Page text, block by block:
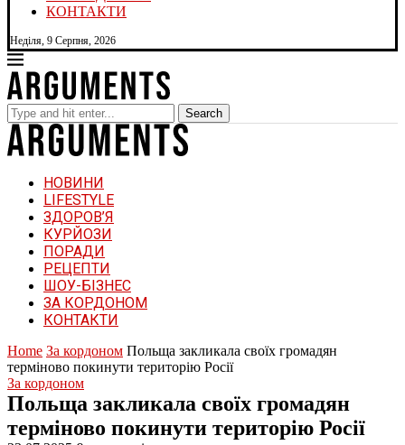
КОНТАКТИ
Неділя, 9 Серпня, 2026
Search
НОВИНИ
LIFESTYLE
ЗДОРОВ’Я
КУРЙОЗИ
ПОРАДИ
РЕЦЕПТИ
ШОУ-БІЗНЕС
ЗА КОРДОНОМ
КОНТАКТИ
Home За кордоном Польща закликала своїх громадян
терміново покинути територію Росії
За кордоном
Польща закликала своїх громадян
терміново покинути територію Росії